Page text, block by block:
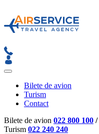
Bilete de avion
Turism
Contact
Bilete de avion 022 800 100 /
Turism 022 240 240